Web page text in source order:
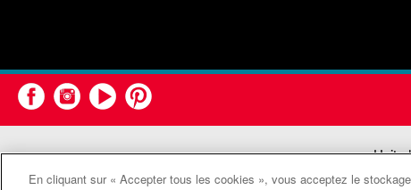
En cliquant sur « Accepter tous les cookies », vous acceptez le